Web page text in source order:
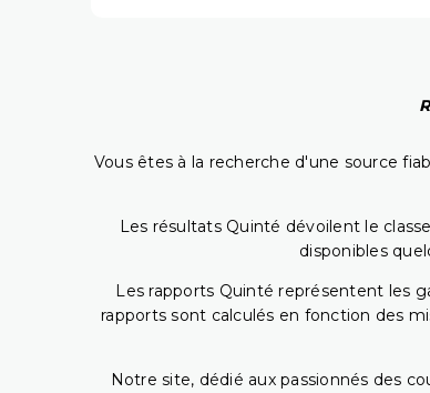
Vous êtes à la recherche d'une source
Les résultats Quinté dévoilent le
disponibles
Les rapports Quinté représentent les
rapports sont calculés en fonction des
Notre site, dédié aux passionnés des